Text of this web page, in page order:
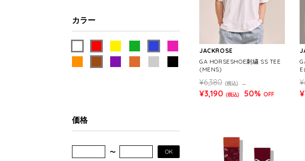
JACKROSE
GA HORSESHOE刺繍 SS TEE
(MENS)
¥6,380 (税込)
¥3,190 (税込) 50% OFF
カラー
価格
OK